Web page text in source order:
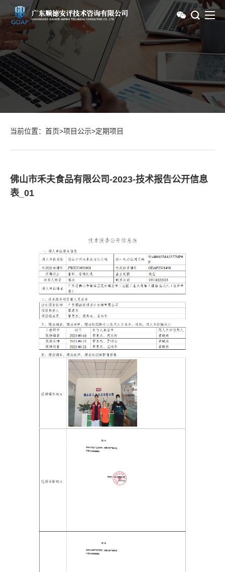
当前位置： 首页>项目公示>定期项目
佛山市禾夫食品有限公司-2023-技术报告公开信息
表_01